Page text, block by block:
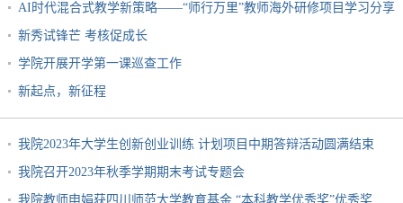
AI时代混合式教学新策略——“师行万里”教师海外研修项目学习分享
新秀试锋芒 考核促成长
学院开展开学第一课巡查工作
新起点，新征程
我院2023年大学生创新创业训练 计划项目中期答辩活动圆满结束
我院召开2023年秋季学期期末考试专题会
我院教师申娟获四川师范大学教育基金 “本科教学优秀奖”优秀奖